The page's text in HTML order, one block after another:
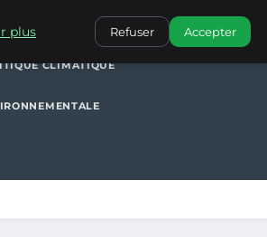
ENVIRONNEMENTALES
CLIMATIQUE
plus Refuser Accepter